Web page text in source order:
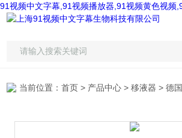
91视频中文字幕,91视频播放器,91视频黄色视频
当前位置：首页 > 产品中心 >移液器 >德